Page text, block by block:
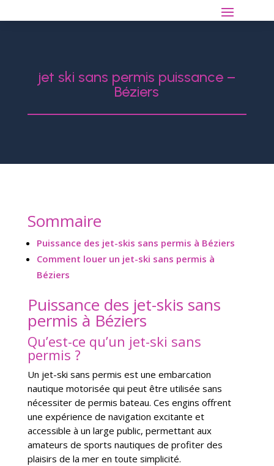
jet ski sans permis puissance –
Béziers
Sommaire
Puissance des jet-skis sans permis à Béziers
Comment louer un jet-ski sans permis à
Béziers
Puissance des jet-skis sans
permis à Béziers
Qu’est-ce qu’un jet-ski sans
permis ?
Un jet-ski sans permis est une embarcation
nautique motorisée qui peut être utilisée sans
nécessiter de permis bateau. Ces engins offrent
une expérience de navigation excitante et
accessible à un large public, permettant aux
amateurs de sports nautiques de profiter des
plaisirs de la mer en toute simplicité.